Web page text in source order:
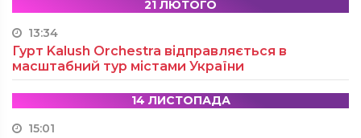
21 ЛЮТОГО
13:34
Гурт Kalush Orchestra відправляється в
масштабний тур містами України
14 ЛИСТОПАДА
15:01